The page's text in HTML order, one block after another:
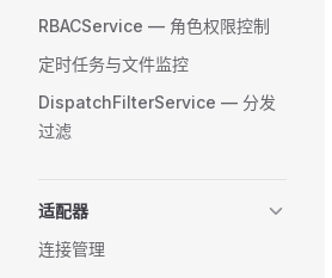
RBACService — 角色权限控制
定时任务与文件监控
DispatchFilterService — 分发
过滤
适配器
连接管理